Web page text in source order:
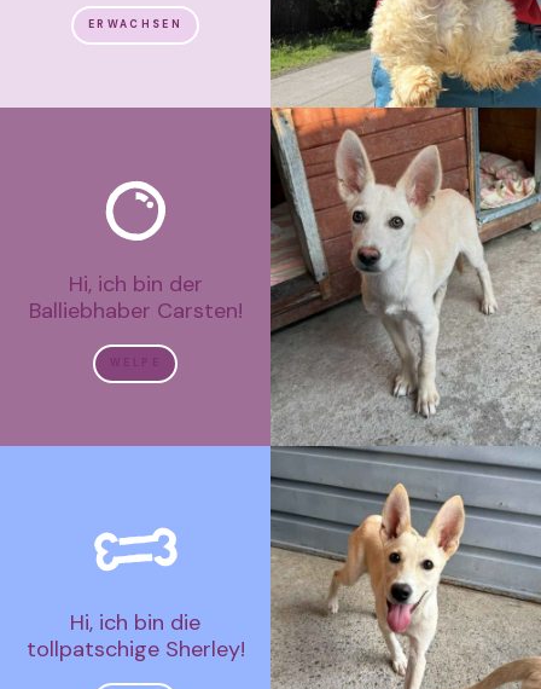
ERWACHSEN
Hi, ich bin der
Balliebhaber Carsten!
Hi, ich bin die
tollpatschige Sherley!